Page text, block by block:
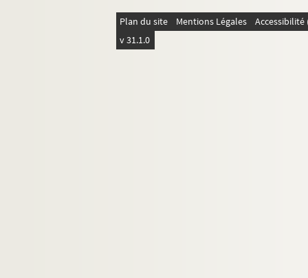
Plan du site Mentions Légales
v 31.1.0